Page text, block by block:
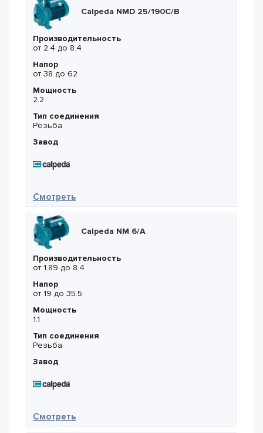
Calpeda NMD 25/190C/B
Производительность
от 2.4 до 8.4
Напор
от 38 до 62
Мощность
2.2
Тип соединения
Резьба
Завод
Смотреть— Calpeda NMD 25/190C/B
Calpeda NM 6/A
Производительность
от 1.89 до 8.4
Напор
от 19 до 35.5
Мощность
1.1
Тип соединения
Резьба
Завод
Смотреть— Calpeda NM 6/A